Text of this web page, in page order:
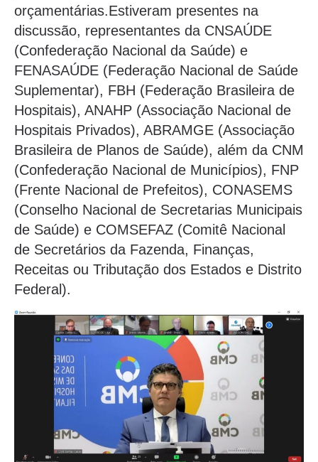
orçamentárias.Estiveram presentes na
discussão, representantes da CNSAÚDE
(Confederação Nacional da Saúde) e
FENASAÚDE (Federação Nacional de Saúde
Suplementar), FBH (Federação Brasileira de
Hospitais), ANAHP (Associação Nacional de
Hospitais Privados), ABRAMGE (Associação
Brasileira de Planos de Saúde), além da CNM
(Confederação Nacional de Municípios), FNP
(Frente Nacional de Prefeitos), CONASEMS
(Conselho Nacional de Secretarias Municipais
de Saúde) e COMSEFAZ (Comitê Nacional
de Secretários da Fazenda, Finanças,
Receitas ou Tributação dos Estados e Distrito
Federal).